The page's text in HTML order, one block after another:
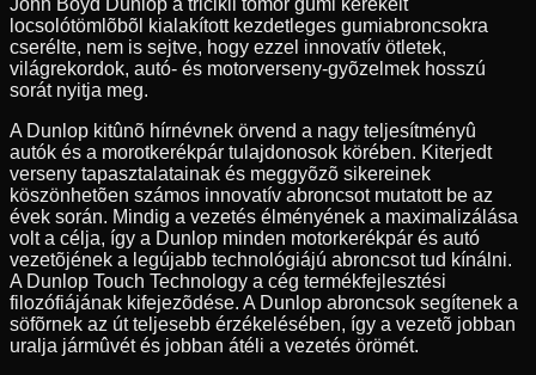
John Boyd Dunlop a tricikli tömör gumi kerekeit
locsolótömlõbõl kialakított kezdetleges gumiabroncsokra
cserélte, nem is sejtve, hogy ezzel innovatív ötletek,
világrekordok, autó- és motorverseny-gyõzelmek hosszú
sorát nyitja meg.
A Dunlop kitûnõ hírnévnek örvend a nagy teljesítményû
autók és a morotkerékpár tulajdonosok körében. Kiterjedt
verseny tapasztalatainak és meggyõzõ sikereinek
köszönhetõen számos innovatív abroncsot mutatott be az
évek során. Mindig a vezetés élményének a maximalizálása
volt a célja, így a Dunlop minden motorkerékpár és autó
vezetõjének a legújabb technológiájú abroncsot tud kínálni.
A Dunlop Touch Technology a cég termékfejlesztési
filozófiájának kifejezõdése. A Dunlop abroncsok segítenek a
söfõrnek az út teljesebb érzékelésében, így a vezetõ jobban
uralja jármûvét és jobban átéli a vezetés örömét.